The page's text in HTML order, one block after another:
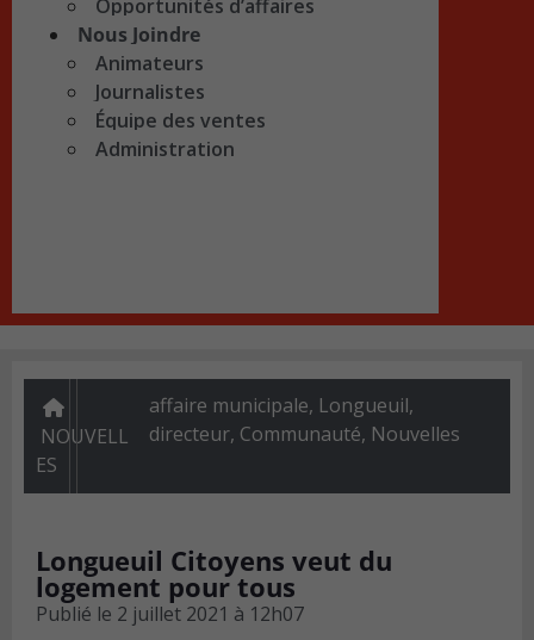
Opportunités d’affaires
Nous Joindre
Animateurs
Journalistes
Équipe des ventes
Administration
NOUVELL
ES
affaire municipale, Longueuil,
directeur, Communauté, Nouvelles
Longueuil Citoyens veut du
logement pour tous
Publié le 2 juillet 2021 à 12h07